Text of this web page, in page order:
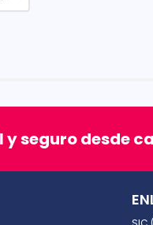
seguro desde